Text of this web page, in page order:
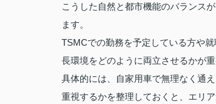
こうした自然と都市機能のバランス
ます。
TSMCでの勤務を予定している方や
長環境をどのように両立させるかが重
具体的には、自家用車で無理なく通
重視するかを整理しておくと、エリ